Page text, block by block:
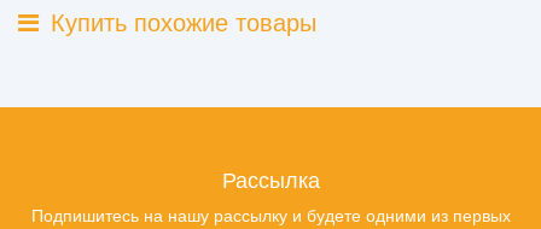
Купить похожие товары
Рассылка
Подпишитесь на нашу рассылку и будете одними из первых